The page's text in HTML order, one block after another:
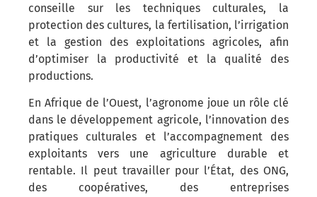
conseille sur les techniques culturales, la
protection des cultures, la fertilisation, l’irrigation
et la gestion des exploitations agricoles, afin
d’optimiser la productivité et la qualité des
productions.
En Afrique de l’Ouest, l’agronome joue un rôle clé
dans le développement agricole, l’innovation des
pratiques culturales et l’accompagnement des
exploitants vers une agriculture durable et
rentable. Il peut travailler pour l’État, des ONG,
des coopératives, des entreprises